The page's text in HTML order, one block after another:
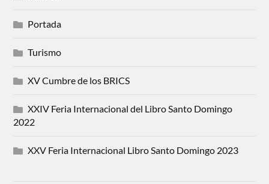
Portada
Turismo
XV Cumbre de los BRICS
XXIV Feria Internacional del Libro Santo Domingo
2022
XXV Feria Internacional Libro Santo Domingo 2023